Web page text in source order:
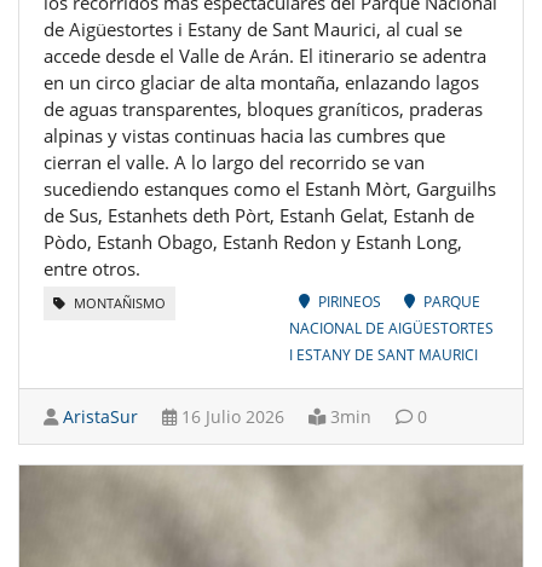
de Aigüestortes i Estany de Sant Maurici, al cual se
accede desde el Valle de Arán. El itinerario se adentra
en un circo glaciar de alta montaña, enlazando lagos
de aguas transparentes, bloques graníticos, praderas
alpinas y vistas continuas hacia las cumbres que
cierran el valle. A lo largo del recorrido se van
sucediendo estanques como el Estanh Mòrt, Garguilhs
de Sus, Estanhets deth Pòrt, Estanh Gelat, Estanh de
Pòdo, Estanh Obago, Estanh Redon y Estanh Long,
entre otros.
MONTAÑISMO PIRINEOS
PARQUE
NACIONAL DE AIGÜESTORTES
I ESTANY DE SANT MAURICI
AristaSur 16 Julio 2026 3min 0